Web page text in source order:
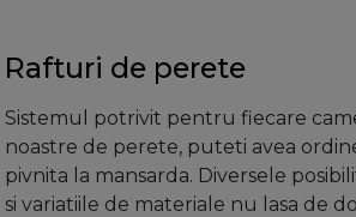
Rafturi de perete
Sistemul potrivit pentru fiecare
noastre de perete, puteti avea
pivnita la mansarda. Diversele
si variatiile de materiale nu lasa de